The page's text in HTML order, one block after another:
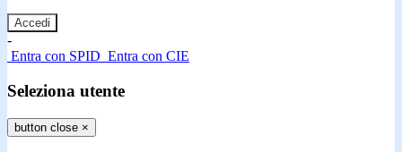
-
Entra con SPID Entra con CIE
Seleziona utente
button close ×